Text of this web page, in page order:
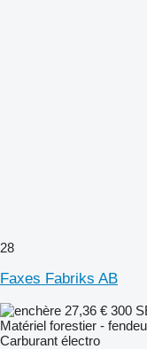
28
Faxes Fabriks AB
27,36 € 300
Matériel forestier -
Carburant électro